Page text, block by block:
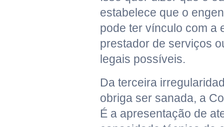
estabelece que o
pode ter vínculo com a
prestador de serviços
legais possíveis.
Da terceira
obriga ser sanada, a
É a apresentação de